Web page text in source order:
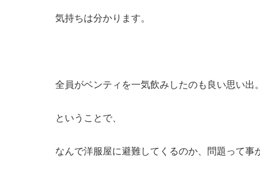
気持ちは分かります。
全員がベンティを一気飲みしたのも良い思い出。
ということで、
なんで洋服屋に避難してくるのか、問題って事